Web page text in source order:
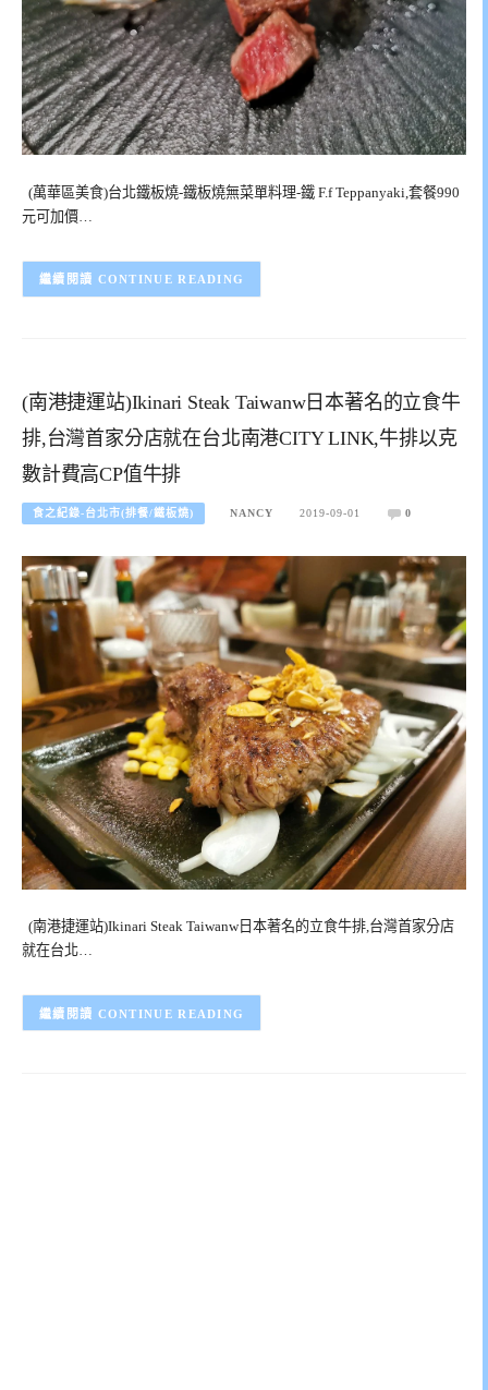
(萬華區美食)台北鐵板燒-鐵板燒無菜單料理-鐵 F.f Teppanyaki,套餐990
元可加價…
CONTINUE READING
(南港捷運站)Ikinari Steak Taiwanw日本著名的立食牛
排,台灣首家分店就在台北南港CITY LINK,牛排以克
數計費高CP值牛排
食之紀錄-台北市(排餐/鐵板燒) NANCY 2019-09-01 0
(南港捷運站)Ikinari Steak Taiwanw日本著名的立食牛排,台灣首家分店
就在台北…
CONTINUE READING